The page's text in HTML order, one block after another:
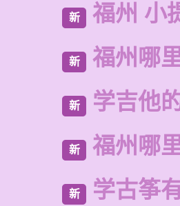
新 福州 小
新 福州哪
新 学吉他
新 福州哪
新 学古筝